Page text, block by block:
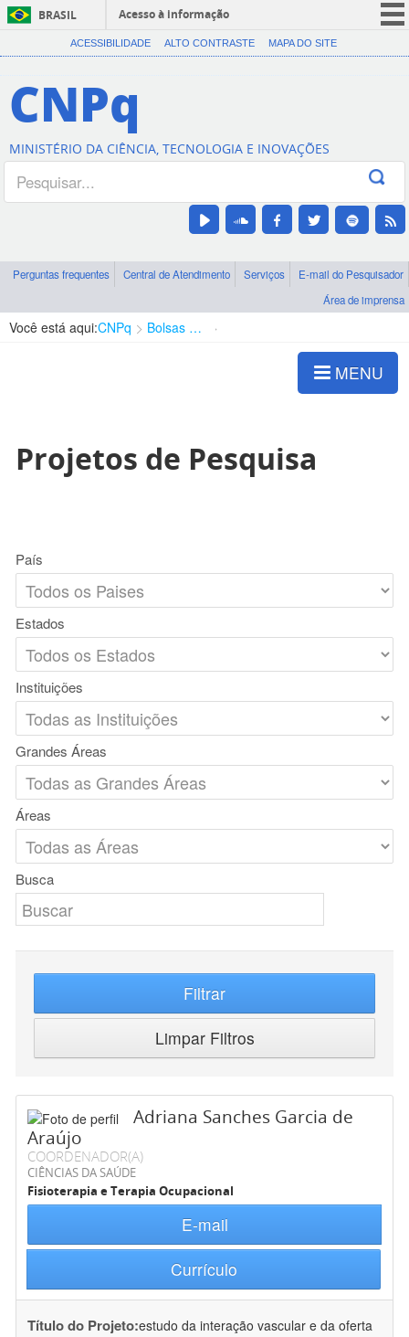
BRASIL
Acesso à informação
CORONAVÍRUS (COVID-19)
Canais
ACESSIBILIDADE ALTO CONTRASTE MAPA DO SITE
CNPq
MINISTÉRIO DA CIÊNCIA, TECNOLOGIA E INOVAÇÕES
Perguntas frequentes Central de Atendimento Serviços
E-mail do Pesquisador
Área de imprensa
Você está aqui:CNPq Bolsas e Auxílios Vigentes
MENU
Projetos de Pesquisa
País
Estados
Instituições
Grandes Áreas
Áreas
Busca
Filtrar
Limpar Filtros
Adriana Sanches Garcia de
Araújo
COORDENADOR(A)
CIÊNCIAS DA SAÚDE
Fisioterapia e Terapia Ocupacional
E-mail
Currículo
Título do Projeto:estudo da interação vascular e da oferta